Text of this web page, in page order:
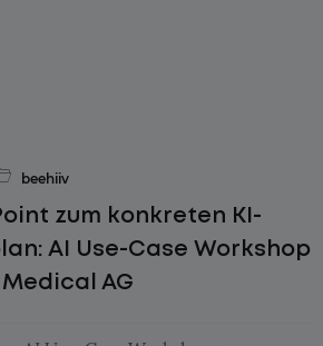
beehiiv
zum konkreten KI-
AI Use-Case Workshop
AG